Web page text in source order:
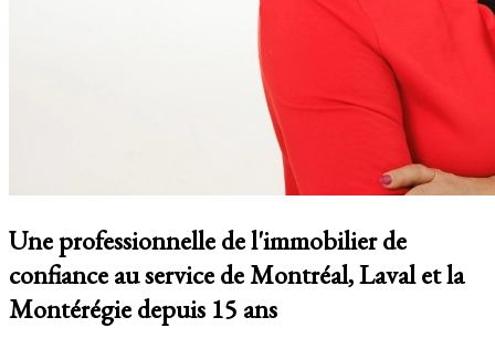
Une professionnelle de l'immobilier de
confiance au service de Montréal, Laval et la
Montérégie depuis 15 ans